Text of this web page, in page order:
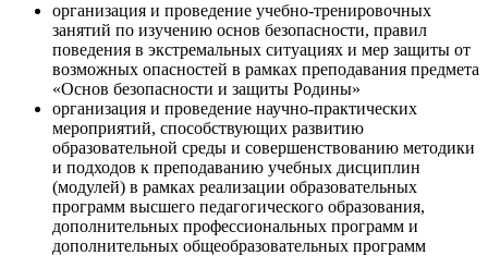
организация и проведение учебно-тренировочных
занятий по изучению основ безопасности, правил
поведения в экстремальных ситуациях и мер защиты от
возможных опасностей в рамках преподавания предмета
«Основ безопасности и защиты Родины»
организация и проведение научно-практических
мероприятий, способствующих развитию
образовательной среды и совершенствованию методики
и подходов к преподаванию учебных дисциплин
(модулей) в рамках реализации образовательных
программ высшего педагогического образования,
дополнительных профессиональных программ и
дополнительных общеобразовательных программ